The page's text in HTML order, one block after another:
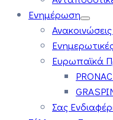
Ενημέρωση
Ευρωπαϊκά
Σας